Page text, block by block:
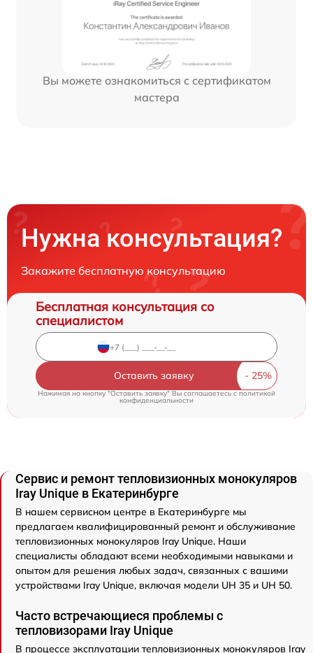
Вы можете ознакомиться с сертификатом
мастера
Нужна консультация?
Закажите бесплатную консультацию
Бесплатная консультация со
специалистом
Оставить заявку
Нажимая на кнопку "Оставить заявку" Вы соглашаетесь cполитикой
конфиденциальности
Сервис и ремонт тепловизионных монокуляров
Iray Unique в Екатеринбурге
В нашем сервисном центре в Екатеринбурге мы
предлагаем квалифицированный ремонт и обслуживание
тепловизионных монокуляров Iray Unique. Наши
специалисты обладают всеми необходимыми навыками и
опытом для решения любых задач, связанных с вашими
устройствами Iray Unique, включая модели UH 35 и UH 50.
Часто встречающиеся проблемы с
тепловизорами Iray Unique
В процессе эксплуатации тепловизионных монокуляров Iray